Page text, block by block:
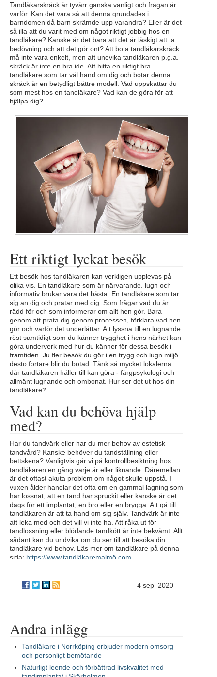
Tandläkarskräck är tyvärr ganska vanligt och frågan är
varför. Kan det vara så att denna grundades i
barndomen då barn skrämde upp varandra? Eller är det
så illa att du varit med om något riktigt jobbig hos en
tandläkare? Kanske är det bara att det är läskigt att ta
bedövning och att det gör ont? Att bota tandläkarskräck
må inte vara enkelt, men att undvika tandläkaren p.g.a.
skräck är inte en bra ide. Att hitta en riktigt bra
tandläkare som tar väl hand om dig och botar denna
skräck är en betydligt bättre modell. Vad uppskattar du
som mest hos en tandläkare? Vad kan de göra för att
hjälpa dig?
Ett riktigt lyckat besök
Ett besök hos tandläkaren kan verkligen upplevas på
olika vis. En tandläkare som är närvarande, lugn och
informativ brukar vara det bästa. En tandläkare som tar
sig an dig och pratar med dig. Som frågar vad du är
rädd för och som informerar om allt hen gör. Bara
genom att prata dig genom processen, förklara vad hen
gör och varför det underlättar. Att lyssna till en lugnande
röst samtidigt som du känner trygghet i hens närhet kan
göra underverk med hur du känner för dessa besök i
framtiden. Ju fler besök du gör i en trygg och lugn miljö
desto fortare blir du botad. Tänk så mycket lokalerna
där tandläkaren håller till kan göra - färgpsykologi och
allmänt lugnande och ombonat. Hur ser det ut hos din
tandläkare?
Vad kan du behöva hjälp
med?
Har du tandvärk eller har du mer behov av estetisk
tandvård? Kanske behöver du tandställning eller
bettskena? Vanligtvis går vi på kontrollbesiktning hos
tandläkaren en gång varje år eller liknande. Däremellan
är det oftast akuta problem om något skulle uppstå. I
vuxen ålder handlar det ofta om en gammal lagning som
har lossnat, att en tand har spruckit eller kanske är det
dags för ett implantat, en bro eller en brygga. Att gå till
tandläkaren är att ta hand om sig själv. Tandvärk är inte
att leka med och det vill vi inte ha. Att råka ut för
tandlossning eller blödande tandkött är inte bekvämt. Allt
sådant kan du undvika om du ser till att besöka din
tandläkare vid behov. Läs mer om tandläkare på denna
sida: https://www.tandläkaremalmö.com
4 sep. 2020
Andra inlägg
Tandläkare i Norrköping erbjuder modern omsorg
och personligt bemötande
Naturligt leende och förbättrad livskvalitet med